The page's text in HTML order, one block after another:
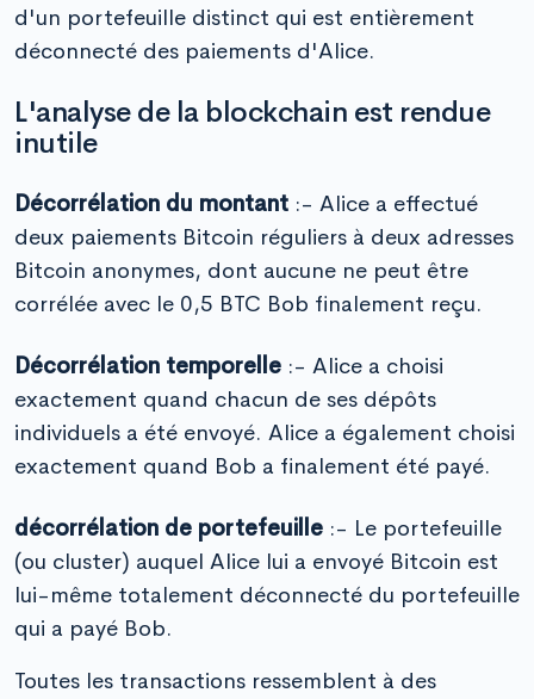
d'un portefeuille distinct qui est entièrement
déconnecté des paiements d'Alice.
L'analyse de la blockchain est rendue
inutile
Décorrélation du montant :- Alice a effectué
deux paiements Bitcoin réguliers à deux adresses
Bitcoin anonymes, dont aucune ne peut être
corrélée avec le 0,5 BTC Bob finalement reçu.
Décorrélation temporelle :- Alice a choisi
exactement quand chacun de ses dépôts
individuels a été envoyé. Alice a également choisi
exactement quand Bob a finalement été payé.
décorrélation de portefeuille :- Le portefeuille
(ou cluster) auquel Alice lui a envoyé Bitcoin est
lui-même totalement déconnecté du portefeuille
qui a payé Bob.
Toutes les transactions ressemblent à des